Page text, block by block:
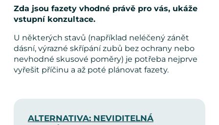
Zda jsou fazety vhodné právě pro vás, ukáže
vstupní konzultace.
U některých stavů (například neléčený zánět
dásní, výrazné skřípání zubů bez ochrany nebo
nevhodné skusové poměry) je potřeba nejprve
vyřešit příčinu a až poté plánovat fazety.
ALTERNATIVA: NEVIDITELNÁ